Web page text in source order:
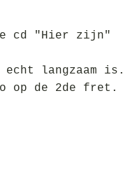
cd "Hier zijn"
langzaam is.
op de 2de fret.